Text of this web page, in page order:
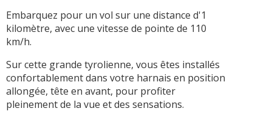
Embarquez pour un vol sur une distance d'1
kilomètre, avec une vitesse de pointe de 110
km/h.
Sur cette grande tyrolienne, vous êtes installés
confortablement dans votre harnais en position
allongée, tête en avant, pour profiter
pleinement de la vue et des sensations.